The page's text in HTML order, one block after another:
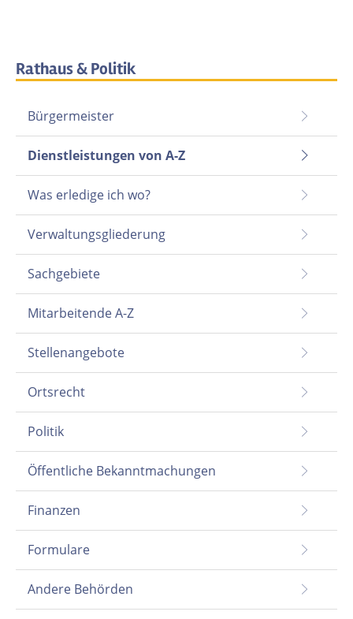
Rathaus & Politik
Bürgermeister
Dienstleistungen von A-Z
Was erledige ich wo?
Verwaltungsgliederung
Sachgebiete
Mitarbeitende A-Z
Stellenangebote
Ortsrecht
Politik
Öffentliche Bekanntmachungen
Finanzen
Formulare
Andere Behörden